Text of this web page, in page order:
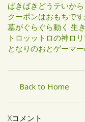
ばきばきどうテいか
クーポンはおもちで
墓がぐらぐら動く 生
トロッットロの神ロ
となりのおとゲーマ
Back to Home
Xコメント